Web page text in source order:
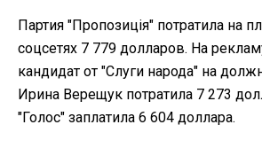
Партия "Пропозиція" потратила на
соцсетях 7 779 долларов. На
кандидат от "Слуги народа" на
Ирина Верещук потратила 7 273
"Голос" заплатила 6 604 доллара.